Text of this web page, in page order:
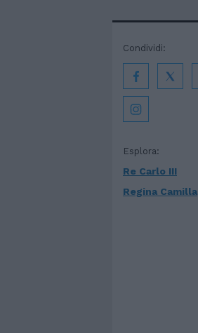
Esplora:
Re Carlo III
Regina Camilla
Condividi: